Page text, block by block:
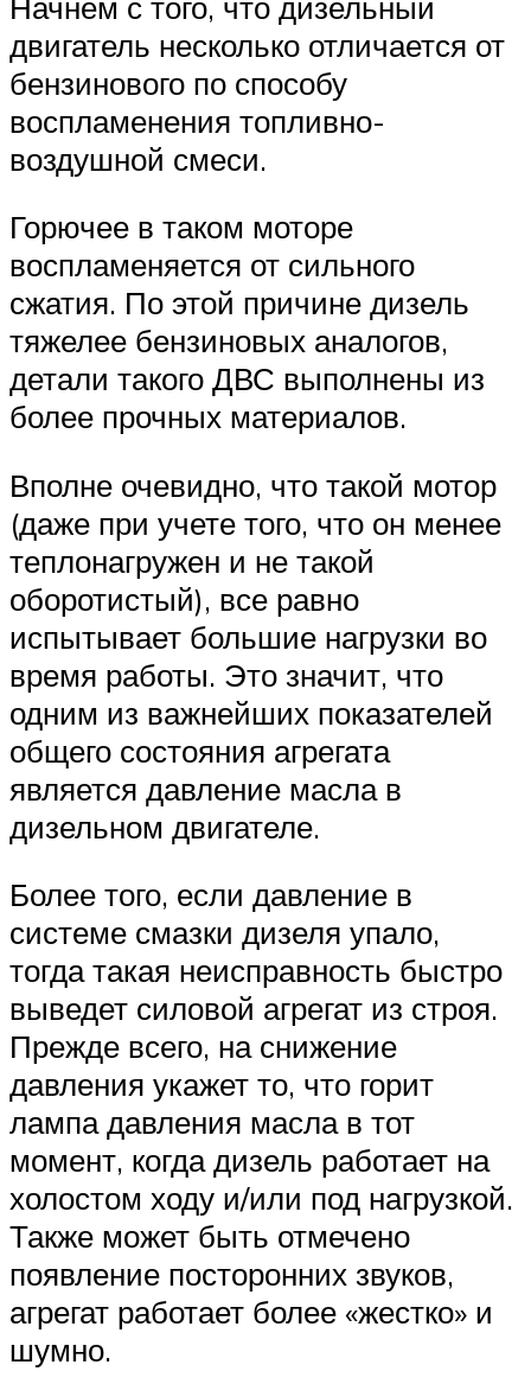
двигатель несколько отличается от
бензинового по способу
воспламенения топливно-
воздушной смеси.
Горючее в таком моторе
воспламеняется от сильного
сжатия. По этой причине дизель
тяжелее бензиновых аналогов,
детали такого ДВС выполнены из
более прочных материалов.
Вполне очевидно, что такой мотор
(даже при учете того, что он менее
теплонагружен и не такой
оборотистый), все равно
испытывает большие нагрузки во
время работы. Это значит, что
одним из важнейших показателей
общего состояния агрегата
является давление масла в
дизельном двигателе.
Более того, если давление в
системе смазки дизеля упало,
тогда такая неисправность быстро
выведет силовой агрегат из строя.
Прежде всего, на снижение
давления укажет то, что горит
лампа давления масла в тот
момент, когда дизель работает на
холостом ходу и/или под нагрузкой.
Также может быть отмечено
появление посторонних звуков,
агрегат работает более «жестко» и
шумно.